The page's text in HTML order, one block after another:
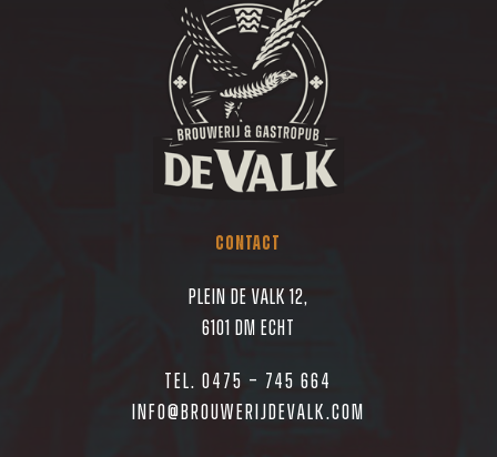
CONTACT
Plein de Valk 12,
6101 DM Echt
Tel. 0475 – 745 664
info@brouwerijdevalk.com